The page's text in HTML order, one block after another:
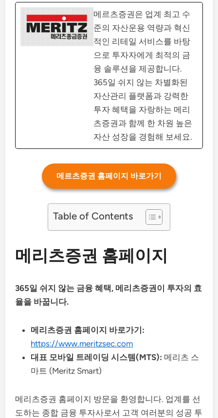
메르츠증권은 업계 최고 수
준의 자산운용 역량과 혁신
적인 리테일 서비스를 바탕
으로 투자자에게 최적의 금
융 솔루션을 제공합니다.
365일 쉬지 않는 차별화된
자산관리 플랫폼과 강력한
투자 혜택을 자랑하는 메리
츠증권과 함께 한 차원 높은
자산 성장을 경험해 보세요.
메르츠증권 홈페이지 바로가기
Table of Contents
메리츠증권 홈페이지
365일 쉬지 않는 금융 혜택, 메리츠증권이 투자의 효
율을 바꿉니다.
메리츠증권 홈페이지 바로가기:
https://www.meritzsec.com
대표 모바일 트레이딩 시스템(MTS): 메리츠 스
마트 (Meritz Smart)
메리츠증권 홈페이지 방문을 환영합니다. 업계를 선
도하는 종합 금융 투자사로서 고객 여러분의 성공 투